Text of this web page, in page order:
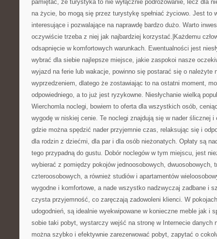
pamiętać, że turystyka to nie wyłącznie podróżowanie, lecz dla
na życie, bo mogą się przez turystykę spełniać życiowo. Jest to
interesujące i pozwalające na naprawdę bardzo dużo. Warto
oczywiście trzeba z niej jak najbardziej korzystać.|Każdemu
odsapnięcie w komfortowych warunkach. Ewentualności jest
wybrać dla siebie najlepsze miejsce, jakie zaspokoi nasze
wyjazd na ferie lub wakacje, powinno się postarać się o należyte
wyprzedzeniem, dlatego że zostawiając to na ostatni moment,
odpowiedniego, a to już jest ryzykowne. Niesłychanie wielką
Wierchomla noclegi, bowiem to oferta dla wszystkich osób,
wygodę w niskiej cenie. Te noclegi znajdują się w nader ślicznej
gdzie można spędzić nader przyjemnie czas, relaksując się i
dla rodzin z dziećmi, dla par i dla osób nieżonatych. Opłaty są
tego przypadną do gustu. Dobór noclegów w tym miejscu, jest
wybierać z pomiędzy pokojów jednoosobowych, dwuosobowych,
czteroosobowych, a również studiów i apartamentów
wygodne i komfortowe, a nade wszystko nadzwyczaj zadbane i
czysta przyjemność, co zaręczają zadowoleni klienci. W
udogodnień, są idealnie wyekwipowane w konieczne meble jak i
sobie taki pobyt, wystarczy wejść na stronę w Internecie danych
można szybko i efektywnie zarezerwować pobyt, zapytać o